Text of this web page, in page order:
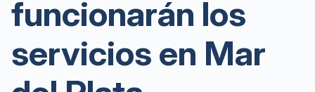
funcionarán los
servicios en Mar